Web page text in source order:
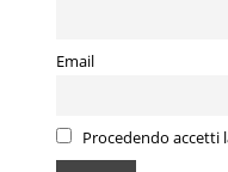
Email
Procedendo accetti